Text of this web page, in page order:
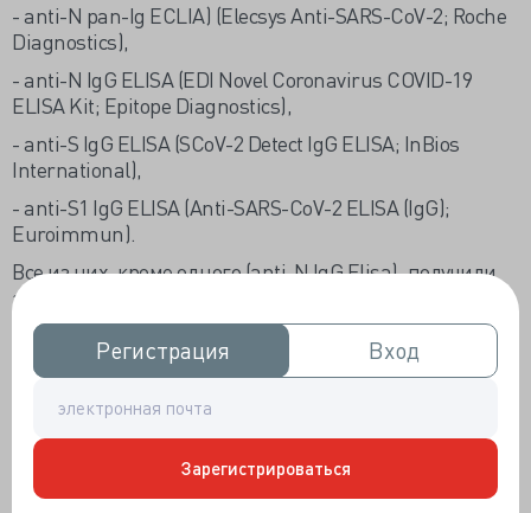
Регистрация
Регистрация Вход
Вход
Зарегистрироваться
- anti-N pan-Ig ECLIA) (Elecsys Anti-SARS-CoV-2; Roche
Diagnostics),
- anti-N IgG ELISA (EDI Novel Coronavirus COVID-19
ELISA Kit; Epitope Diagnostics),
- anti-S IgG ELISA (SCoV-2 Detect IgG ELISA; InBios
International),
- anti-S1 IgG ELISA (Anti-SARS-CoV-2 ELISA (IgG);
Euroimmun).
Все из них, кроме одного (anti-N IgG Elisa), получили
экстренное разрешение от FDA.
Проанализировали данные 7 участников с
бессимптомной инфекцией и 51 с легким течением
COVID-19.
Через 8 месяцев после перенесенной инфекции anti-N
pan Ig был у 53 (91,4%) участников, anti-N IgG у 15
(25,9%), anti-S IgG у 50 (86,2%) и anti-S1 IgG у 40 (69,5)
(р<0,01).